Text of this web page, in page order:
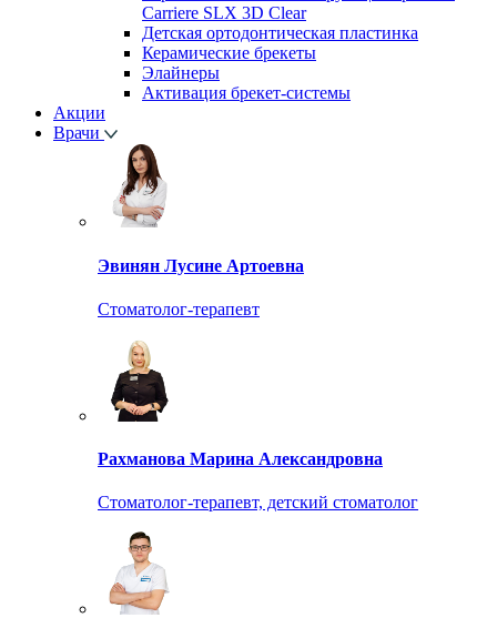
Carriere SLX 3D Clear
Детская ортодонтическая пластинка
Керамические брекеты
Элайнеры
Активация брекет-системы
Акции
Врачи
Эвинян Лусине Артоевна
Стоматолог-терапевт
Рахманова Марина Александровна
Стоматолог-терапевт, детский стоматолог